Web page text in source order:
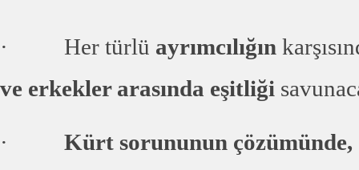
· Her türlü ayrımcılığın
ve erkekler arasında eşitliği
· Kürt sorununun çözümünde,